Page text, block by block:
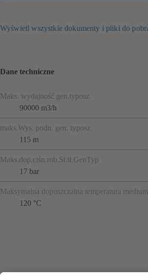
Wyświetl wszystkie dokumenty i pliki do
Dane techniczne
Maks. wydajność gen.typosz.
90000 m3/h
maks.Wys. podn. gen. typosz.
115 m
Maks.dop.ciśn.rob.St.tł.GenTyp
17 bar
Maksymalna dopuszczalna temperatura medium
120 °C